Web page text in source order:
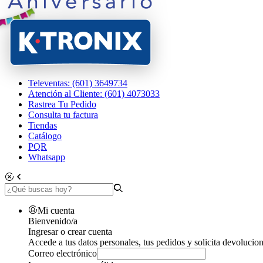
Televentas: (601) 3649734
Atención al Cliente: (601) 4073033
Rastrea Tu Pedido
Consulta tu factura
Tiendas
Catálogo
PQR
Whatsapp
Mi cuenta
Bienvenido/a
Ingresar o crear cuenta
Accede a tus datos personales, tus pedidos y solicita
Correo electrónico